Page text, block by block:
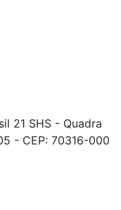
21 SHS - Quadra
- CEP: 70316-000